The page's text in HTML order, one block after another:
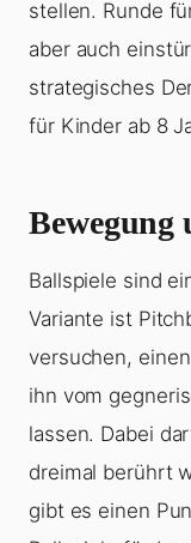
stellen. Runde
aber auch
strategisches
für Kinder ab 8
Bewegung
Ballspiele sind
Variante ist
versuchen,
ihn vom
lassen. Dabei
dreimal berührt
gibt es einen